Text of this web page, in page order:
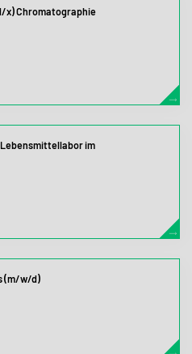
x) Chromatographie
im
(m/w/d)